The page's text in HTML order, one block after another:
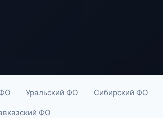
Уральский ФО Сибирский ФО
ФО